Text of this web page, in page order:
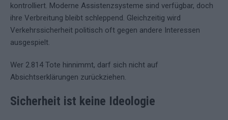
kontrolliert. Moderne Assistenzsysteme sind verfügbar, doch
ihre Verbreitung bleibt schleppend. Gleichzeitig wird
Verkehrssicherheit politisch oft gegen andere Interessen
ausgespielt.
Wer 2.814 Tote hinnimmt, darf sich nicht auf
Absichtserklärungen zurückziehen.
Sicherheit ist keine Ideologie